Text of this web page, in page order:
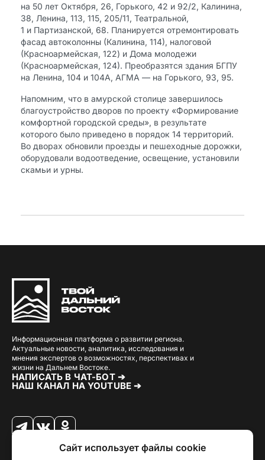
на 50 лет Октября, 26, Горького, 42 и 92/2, Калинина,
38, Ленина, 113, 115, 205/11, Театральной,
1 и Партизанской, 68. Планируется отремонтировать
фасад автоколонны (Калинина, 114), налоговой
(Красноармейская, 122) и Дома молодежи
(Красноармейская, 124). Преобразятся здания БГПУ
на Ленина, 104 и 104А, АГМА — на Горького, 93, 95.
Напомним, что в амурской столице завершилось
благоустройство дворов по проекту «Формирование
комфортной городской среды», в результате
которого было приведено в порядок 14 территорий.
Во дворах обновили проезды и пешеходные дорожки,
оборудовали водоотведение, освещение, установили
скамьи и урны.
Информационная платформа о развитии региона.
Актуальные новости, аналитика, исследования и
мнения экспертов о возможностях, перспективах и
жизни на Дальнем Востоке.
НАПИСАТЬ В ЧАТ-БОТ ➔
НАШ КАНАЛ НА YOUTUBE ➔
Сайт использует файлы cookie